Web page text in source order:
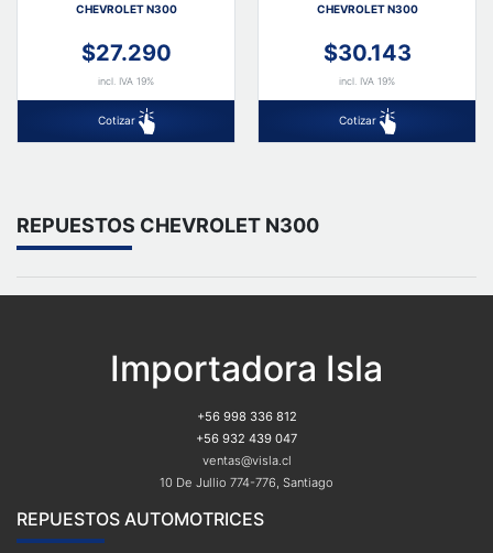
CHEVROLET N300
$27.290
incl. IVA 19%
Cotizar
CHEVROLET N300
$30.143
incl. IVA 19%
Cotizar
REPUESTOS CHEVROLET N300
Importadora Isla
+56 998 336 812
+56 932 439 047
ventas@visla.cl
10 De Jullio 774-776, Santiago
REPUESTOS AUTOMOTRICES